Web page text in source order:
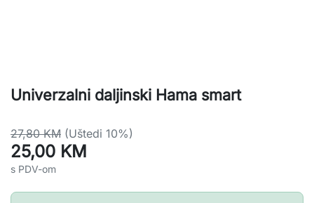
Univerzalni daljinski Hama smart
27,80 KM (Uštedi 10%)
25,00 KM
s PDV-om